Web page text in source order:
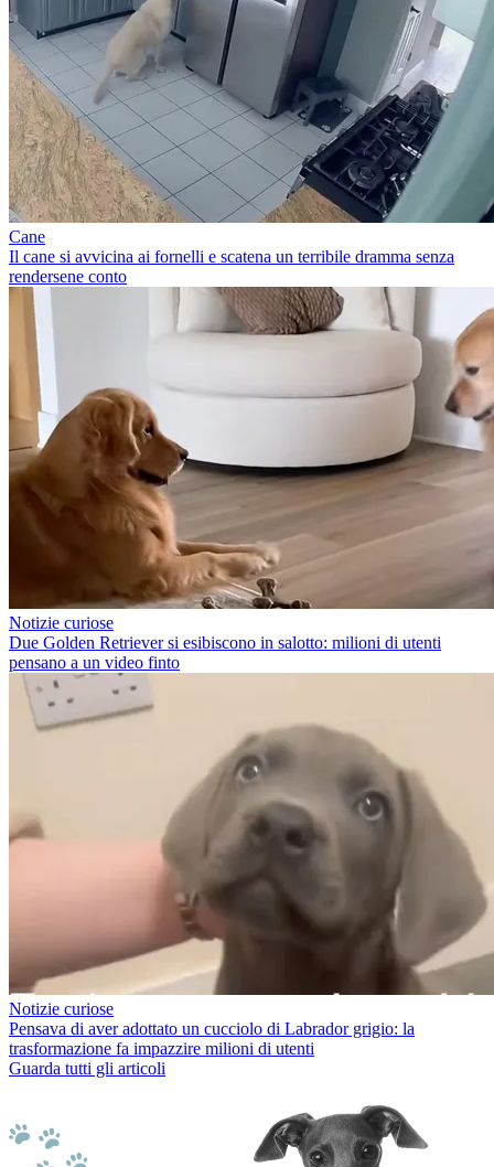
Cane
Il cane si avvicina ai fornelli e scatena un terribile dramma senza
rendersene conto
Notizie curiose
Due Golden Retriever si esibiscono in salotto: milioni di utenti
pensano a un video finto
Notizie curiose
Pensava di aver adottato un cucciolo di Labrador grigio: la
trasformazione fa impazzire milioni di utenti
Guarda tutti gli articoli